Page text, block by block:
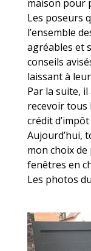
maison pour
Les poseurs
l’ensemble
agréables et
conseils
laissant à
Par la suite,
recevoir tous
crédit
Aujourd’hui,
mon choix de
fenêtres en
Les photos